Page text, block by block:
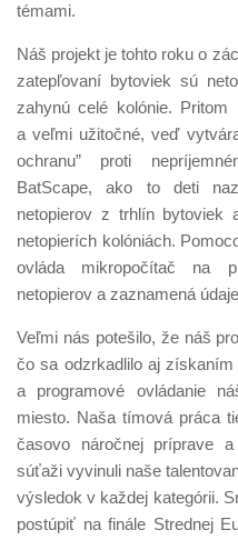
témami.
Náš projekt je tohto roku o
zatepľovaní bytoviek sú
zahynú celé kolónie. Pritom
a veľmi užitočné, veď
ochranu” proti
BatScape, ako to deti
netopierov z trhlín bytoviek
netopierích kolóniách.
ovláda mikropočítač na
netopierov a zaznamená
Veľmi nás potešilo, že náš
čo sa odzrkadlilo aj
a programové ovládanie
miesto. Naša tímová práca
časovo náročnej príprave
súťaži vyvinuli naše
výsledok v každej kategórii.
postúpiť na finále Strednej